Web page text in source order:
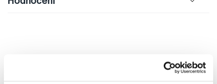
Potřebujete poradit?